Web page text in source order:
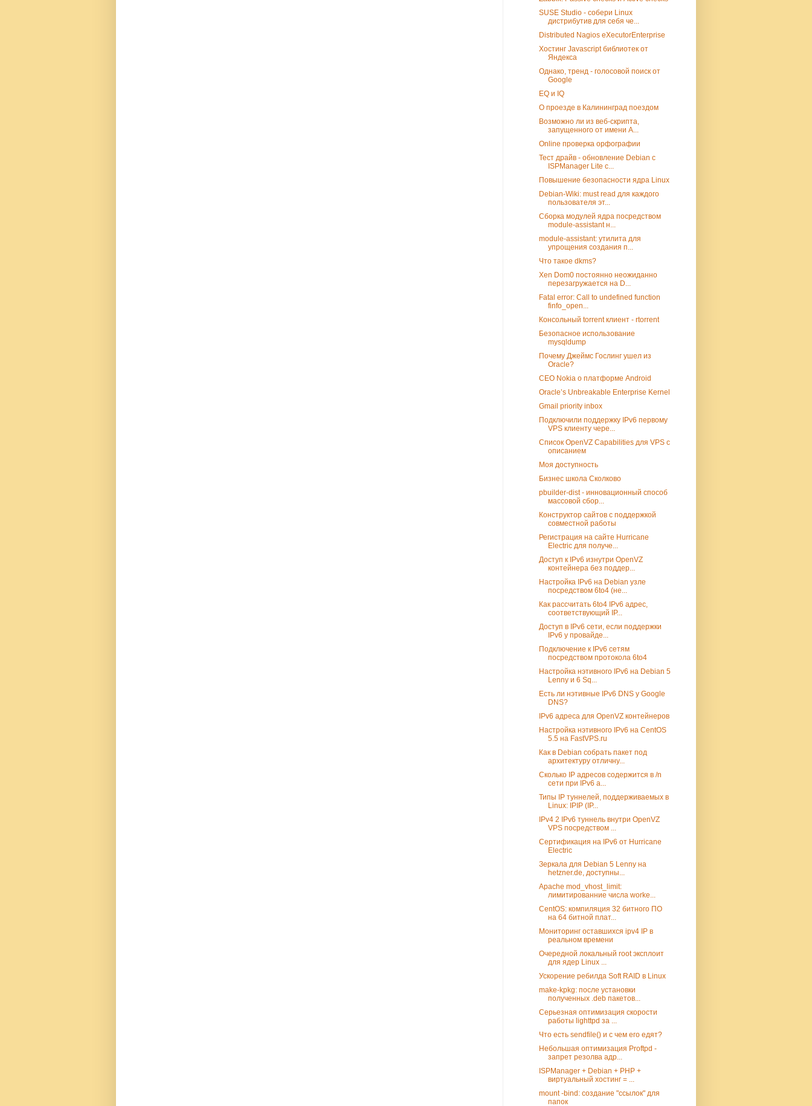
SUSE Studio - собери Linux
дистрибутив для себя че...
Distributed Nagios eXecutorEnterprise
Хостинг Javascript библиотек от
Яндекса
Однако, тренд - голосовой поиск от
Google
EQ и IQ
О проезде в Калининград поездом
Возможно ли из веб-скрипта,
запущенного от имени A...
Online проверка орфографии
Тест драйв - обновление Debian с
ISPManager Lite с...
Повышение безопасности ядра Linux
Debian-Wiki: must read для каждого
пользователя эт...
Сборка модулей ядра посредством
module-assistant н...
module-assistant: утилита для
упрощения создания п...
Что такое dkms?
Xen Dom0 постоянно неожиданно
перезагружается на D...
Fatal error: Call to undefined function
finfo_open...
Консольный torrent клиент - rtorrent
Безопасное использование
mysqldump
Почему Джеймс Гослинг ушел из
Oracle?
CEO Nokia о платформе Android
Oracle’s Unbreakable Enterprise Kernel
Gmail priority inbox
Подключили поддержку IPv6 первому
VPS клиенту чере...
Список OpenVZ Capabilities для VPS с
описанием
Моя доступность
Бизнес школа Сколково
pbuilder-dist - инновационный способ
массовой сбор...
Конструктор сайтов с поддержкой
совместной работы
Регистрация на сайте Hurricane
Electric для получе...
Доступ к IPv6 изнутри OpenVZ
контейнера без поддер...
Настройка IPv6 на Debian узле
посредством 6to4 (не...
Как рассчитать 6to4 IPv6 адрес,
соответствующий IP...
Доступ в IPv6 сети, если поддержки
IPv6 у провайде...
Подключение к IPv6 сетям
посредством протокола 6to4
Настройка нэтивного IPv6 на Debian 5
Lenny и 6 Sq...
Есть ли нэтивные IPv6 DNS у Google
DNS?
IPv6 адреса для OpenVZ контейнеров
Настройка нэтивного IPv6 на CentOS
5.5 на FastVPS.ru
Как в Debian собрать пакет под
архитектуру отличну...
Сколько IP адресов содержится в /n
сети при IPv6 а...
Типы IP туннелей, поддерживаемых в
Linux: IPIP (IP...
IPv4 2 IPv6 туннель внутри OpenVZ
VPS посредством ...
Сертификация на IPv6 от Hurricane
Electric
Зеркала для Debian 5 Lenny на
hetzner.de, доступны...
Apache mod_vhost_limit:
лимитированние числа worke...
CentOS: компиляция 32 битного ПО
на 64 битной плат...
Мониторинг оставшихся ipv4 IP в
реальном времени
Очередной локальный root эксплоит
для ядер Linux ...
Ускорение ребилда Soft RAID в Linux
make-kpkg: после установки
полученных .deb пакетов...
Серьезная оптимизация скорости
работы lighttpd за ...
Что есть sendfile() и с чем его едят?
Небольшая оптимизация Proftpd -
запрет резолва адр...
ISPManager + Debian + PHP +
виртуальный хостинг = ...
mount -bind: создание "ссылок" для
папок